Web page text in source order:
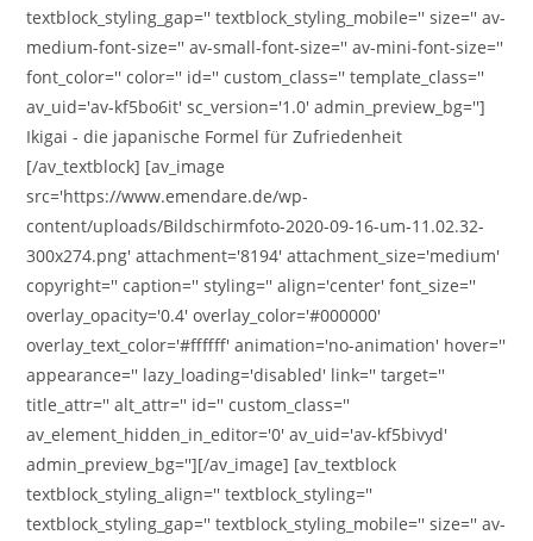
textblock_styling_gap='' textblock_styling_mobile='' size='' av-
medium-font-size='' av-small-font-size='' av-mini-font-size=''
font_color='' color='' id='' custom_class='' template_class=''
av_uid='av-kf5bo6it' sc_version='1.0' admin_preview_bg='']
Ikigai - die japanische Formel für Zufriedenheit
[/av_textblock] [av_image
src='https://www.emendare.de/wp-
content/uploads/Bildschirmfoto-2020-09-16-um-11.02.32-
300x274.png' attachment='8194' attachment_size='medium'
copyright='' caption='' styling='' align='center' font_size=''
overlay_opacity='0.4' overlay_color='#000000'
overlay_text_color='#ffffff' animation='no-animation' hover=''
appearance='' lazy_loading='disabled' link='' target=''
title_attr='' alt_attr='' id='' custom_class=''
av_element_hidden_in_editor='0' av_uid='av-kf5bivyd'
admin_preview_bg=''][/av_image] [av_textblock
textblock_styling_align='' textblock_styling=''
textblock_styling_gap='' textblock_styling_mobile='' size='' av-